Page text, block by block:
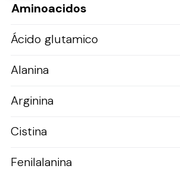
Aminoacidos
Ácido glutamico
Alanina
Arginina
Cistina
Fenilalanina